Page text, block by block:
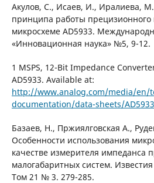
Акулов, С., Исаев, И., Иралиева,
принципа работы прецизионного
микросхеме AD5933.
«Инновационная наука» №5, 9-12.
1 MSPS, 12-Bit Impedance
AD5933. Available at:
http://www.analog.com/media/en/
documentation/data-sheets/
Базаев, Н., Пржиялговская А.,
Особенности использования
качестве измерителя импеданса
малогабаритных систем.
Том 21 № 3. 279-285.